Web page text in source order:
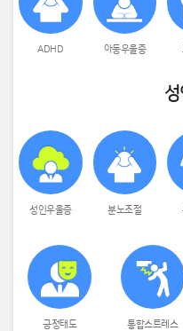
ADHD 아동우울증
성인우울증 분노조절
긍정태도 통합스트레스